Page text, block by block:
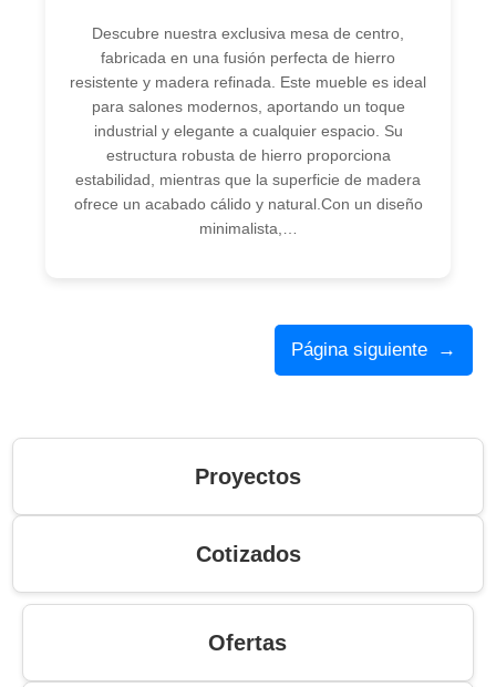
Proyectos
Cotizados
Ofertas
Descubre nuestra exclusiva mesa de centro,
fabricada en una fusión perfecta de hierro
resistente y madera refinada. Este mueble es ideal
para salones modernos, aportando un toque
industrial y elegante a cualquier espacio. Su
estructura robusta de hierro proporciona
estabilidad, mientras que la superficie de madera
ofrece un acabado cálido y natural.Con un diseño
minimalista,…
Página siguiente →